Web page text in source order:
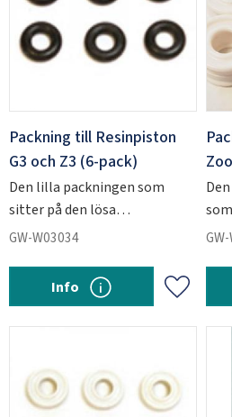
Packning till Resinpiston
G3 och Z3 (6-pack)
Den lilla packningen som
sitter på den lösa
resinpistongen i G3- och Z3-
GW-W03034
Add to
Info